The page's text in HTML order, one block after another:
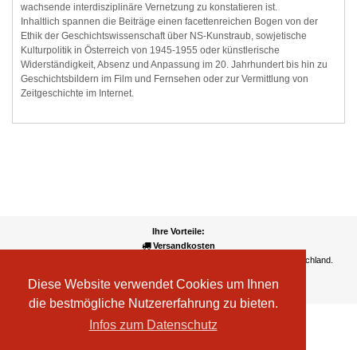
Diese Website verwendet Cookies um Ihnen
die bestmögliche Nutzererfahrung zu bieten.
Infos zum Datenschutz
wachsende interdisziplinäre Vernetzung zu konstatieren ist.
Inhaltlich spannen die Beiträge einen facettenreichen Bogen von der
Ethik der Geschichtswissenschaft über NS-Kunstraub, sowjetische
Kulturpolitik in Österreich von 1945-1955 oder künstlerische
Widerständigkeit, Absenz und Anpassung im 20. Jahrhundert bis hin zu
Geschichtsbildern im Film und Fernsehen oder zur Vermittlung von
Zeitgeschichte im Internet.
Ihre Vorteile:
Versandkosten
Wir liefern kostenlos ab EUR 50,- Bestellwert nach Österreich und Deutschland.
Wir akzeptieren Kreditkarte, PayPal, Sofortüberweisung